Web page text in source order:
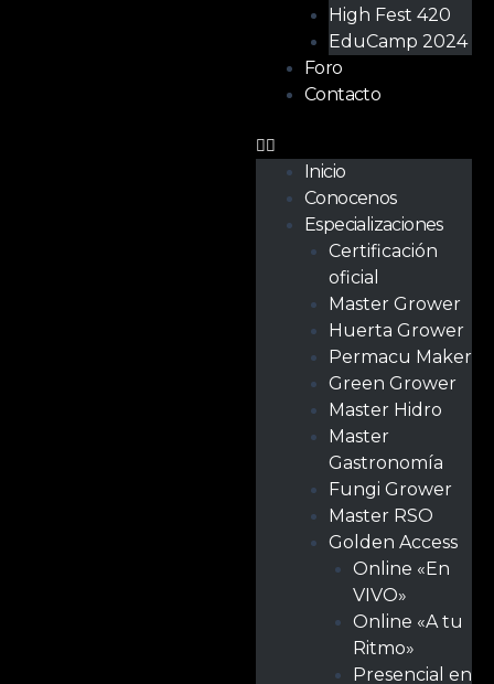
High Fest 420
EduCamp 2024
Foro
Contacto
Inicio
Conocenos
Especializaciones
Certificación
oficial
Master Grower
Huerta Grower
Permacu Maker
Green Grower
Master Hidro
Master
Gastronomía
Fungi Grower
Master RSO
Golden Access
Online «En
VIVO»
Online «A tu
Ritmo»
Presencial en